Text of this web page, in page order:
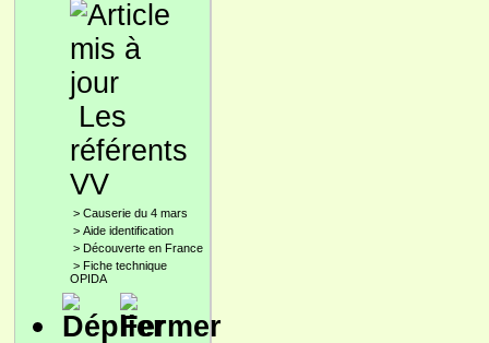
Les
référents
VV
> Causerie du 4 mars
> Aide identification
> Découverte en France
> Fiche technique
OPIDA